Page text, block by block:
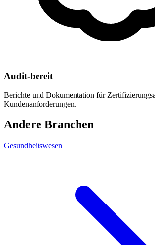
Audit-bereit
Berichte und Dokumentation für
Kundenanforderungen.
Andere Branchen
Gesundheitswesen